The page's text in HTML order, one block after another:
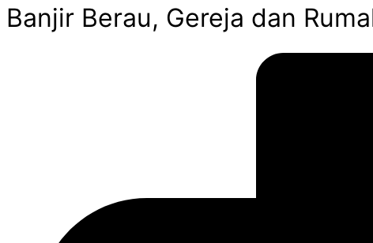
Banjir Berau, Gereja dan